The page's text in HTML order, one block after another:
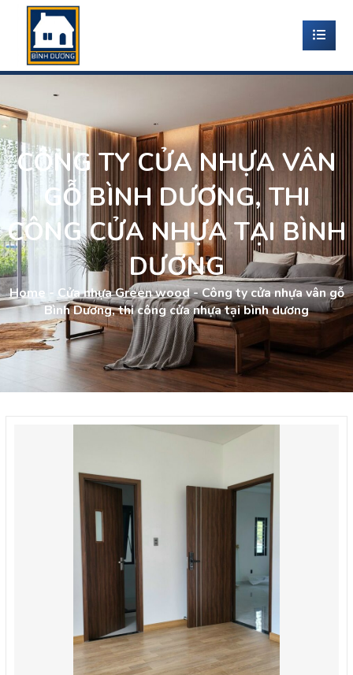
CÔNG TY CỬA NHỰA VÂN
GỖ BÌNH DƯƠNG, THI
CÔNG CỬA NHỰA TẠI BÌNH
DƯƠNG
Home - Cửa nhựa Green wood-Công ty cửa nhựa vân gỗ
Bình Dương, thi công cửa nhựa tại bình dương